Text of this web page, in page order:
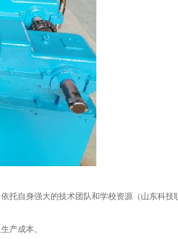
托自身强大的技术团队和学校资源（山东科技
产成本。